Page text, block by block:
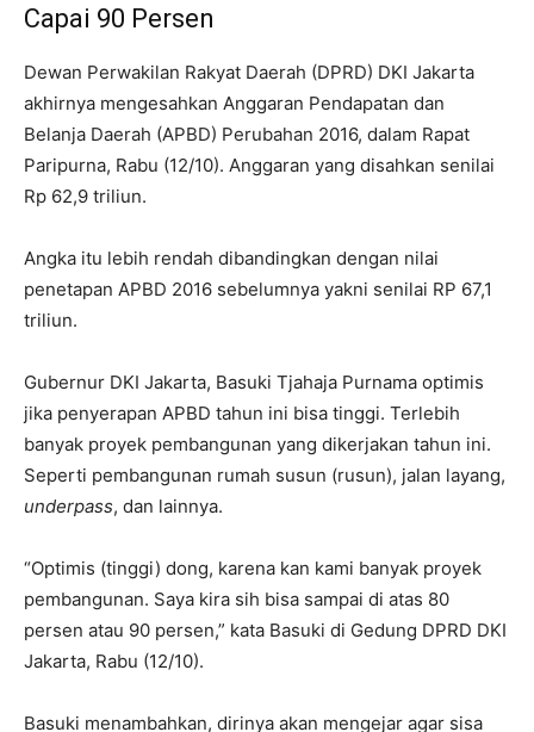
Capai 90 Persen
Dewan Perwakilan Rakyat Daerah (DPRD) DKI Jakarta
akhirnya mengesahkan Anggaran Pendapatan dan
Belanja Daerah (APBD) Perubahan 2016, dalam Rapat
Paripurna, Rabu (12/10). Anggaran yang disahkan senilai
Rp 62,9 triliun.
Angka itu lebih rendah dibandingkan dengan nilai
penetapan APBD 2016 sebelumnya yakni senilai RP 67,1
triliun.
Gubernur DKI Jakarta, Basuki Tjahaja Purnama optimis
jika penyerapan APBD tahun ini bisa tinggi. Terlebih
banyak proyek pembangunan yang dikerjakan tahun ini.
Seperti pembangunan rumah susun (rusun), jalan layang,
underpass, dan lainnya.
“Optimis (tinggi) dong, karena kan kami banyak proyek
pembangunan. Saya kira sih bisa sampai di atas 80
persen atau 90 persen,” kata Basuki di Gedung DPRD DKI
Jakarta, Rabu (12/10).
Basuki menambahkan, dirinya akan mengejar agar sisa